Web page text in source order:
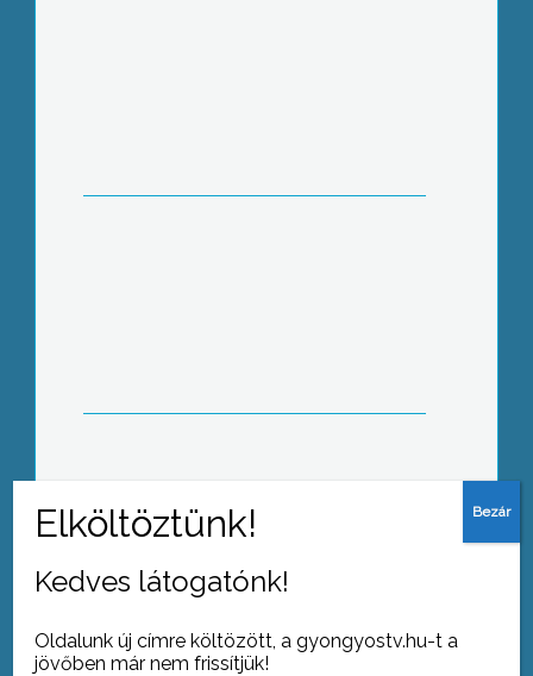
Tovább az archívumra
Kedves látogatónk!
Oldalunk új címre költözött, a gyongyostv.hu-t a
jövőben már nem frissítjük!